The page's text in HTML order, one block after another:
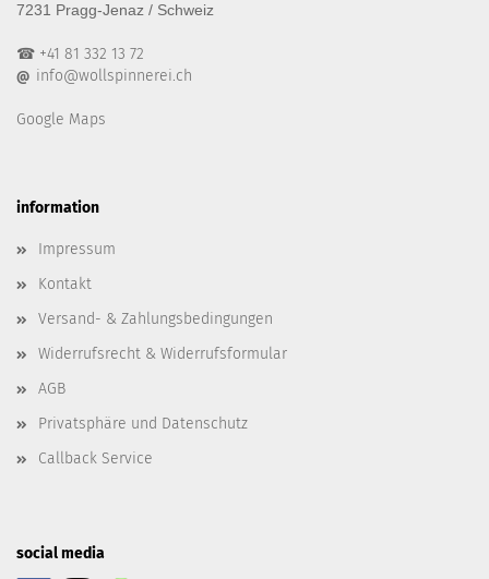
7231 Pragg-Jenaz / Schweiz
☎ +41 81 332 13 72
@ info@wollspinnerei.ch
Google Maps
information
Impressum
Kontakt
Versand- & Zahlungsbedingungen
Widerrufsrecht & Widerrufsformular
AGB
Privatsphäre und Datenschutz
Callback Service
social media